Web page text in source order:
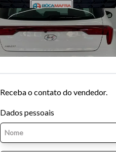
Receba o contato do vendedor.
Dados pessoais